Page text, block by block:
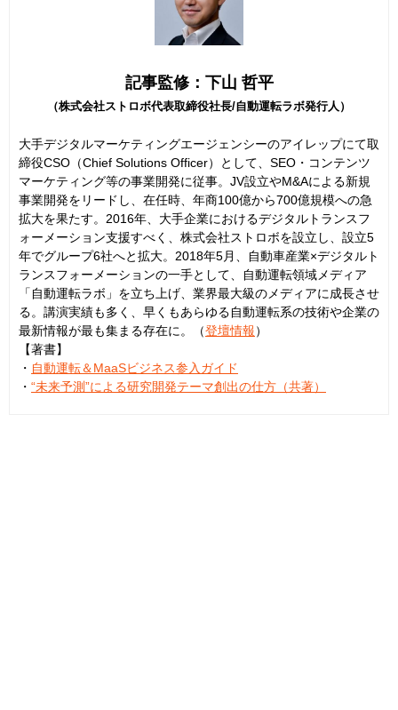
記事監修：下山 哲平
（株式会社ストロボ代表取締役社長/自動運転ラボ発行人）
大手デジタルマーケティングエージェンシーのアイレップにて取
締役CSO（Chief Solutions Officer）として、SEO・コンテンツ
マーケティング等の事業開発に従事。JV設立やM&Aによる新規
事業開発をリードし、在任時、年商100億から700億規模への急
拡大を果たす。2016年、大手企業におけるデジタルトランスフ
ォーメーション支援すべく、株式会社ストロボを設立し、設立5
年でグループ6社へと拡大。2018年5月、自動車産業×デジタルト
ランスフォーメーションの一手として、自動運転領域メディア
「自動運転ラボ」を立ち上げ、業界最大級のメディアに成長させ
る。講演実績も多く、早くもあらゆる自動運転系の技術や企業の
最新情報が最も集まる存在に。（登壇情報）
【著書】
・ 自動運転＆MaaSビジネス参入ガイド
・ “未来予測”による研究開発テーマ創出の仕方（共著）